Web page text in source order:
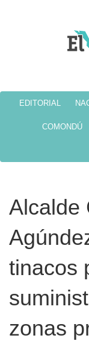
EDITORIAL
COMONDÚ
Alcalde
tinacos
zonas